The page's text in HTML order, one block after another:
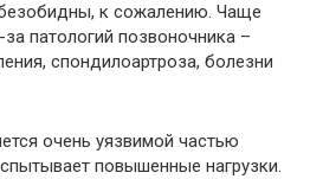
к сожалению. Чаще
патологий позвоночника –
спондилоартроза, болезни
очень уязвимой частью
повышенные нагрузки.